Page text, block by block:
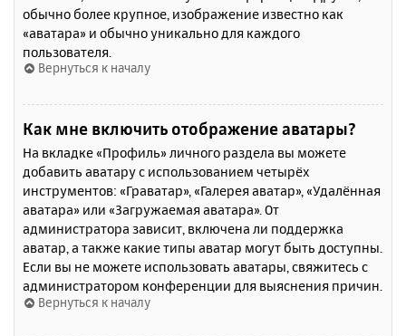
обычно более крупное, изображение известно как
«аватара» и обычно уникально для каждого
пользователя.
Вернуться к началу
Как мне включить отображение аватары?
На вкладке «Профиль» личного раздела вы можете
добавить аватару с использованием четырёх
инструментов: «Граватар», «Галерея аватар», «Удалённая
аватара» или «Загружаемая аватара». От
администратора зависит, включена ли поддержка
аватар, а также какие типы аватар могут быть доступны.
Если вы не можете использовать аватары, свяжитесь с
администратором конференции для выяснения причин.
Вернуться к началу